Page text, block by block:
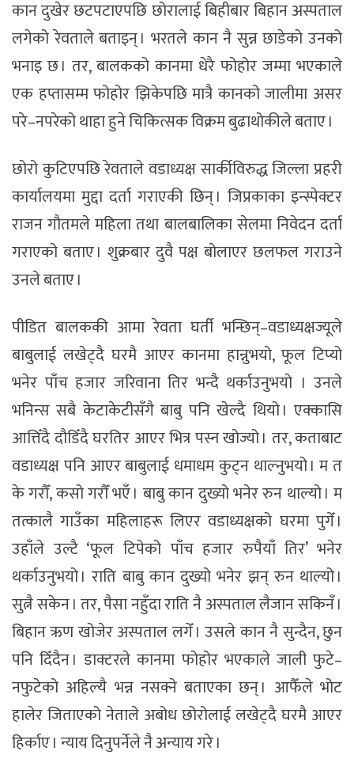
कान दुखेर छटपटाएपछि छोरालाई बिहीबार बिहान अस्पताल
लगेको रेवताले बताइन् । भरतले कान नै सुन्न छाडेको उनको
भनाइ छ । तर, बालकको कानमा धेरै फोहोर जम्मा भएकाले
एक हप्तासम्म फोहोर झिकेपछि मात्रै कानको जालीमा असर
परे–नपरेको थाहा हुने चिकित्सक विक्रम बुढाथोकीले बताए ।
छोरो कुटिएपछि रेवताले वडाध्यक्ष सार्कीविरुद्ध जिल्ला प्रहरी
कार्यालयमा मुद्दा दर्ता गराएकी छिन् । जिप्रकाका इन्स्पेक्टर
राजन गौतमले महिला तथा बालबालिका सेलमा निवेदन दर्ता
गराएको बताए । शुक्रबार दुवै पक्ष बोलाएर छलफल गराउने
उनले बताए ।
पीडित बालककी आमा रेवता घर्ती भन्छिन्–वडाध्यक्षज्यूले
बाबुलाई लखेट्दै घरमै आएर कानमा हान्नुभयो, फूल टिप्यो
भनेर पाँच हजार जरिवाना तिर भन्दै थर्काउनुभयो । उनले
भनिन्स सबै केटाकेटीसँगै बाबु पनि खेल्दै थियो । एक्कासि
आत्तिँदै दौडिँदै घरतिर आएर भित्र पस्न खोज्यो । तर, कताबाट
वडाध्यक्ष पनि आएर बाबुलाई धमाधम कुट्न थाल्नुभयो । म त
के गरौँ, कसो गरौँ भएँ । बाबु कान दुख्यो भनेर रुन थाल्यो । म
तत्कालै गाउँका महिलाहरू लिएर वडाध्यक्षको घरमा पुगेँ ।
उहाँले उल्टै ‘फूल टिपेको पाँच हजार रुपैयाँ तिर’ भनेर
थर्काउनुभयो । राति बाबु कान दुख्यो भनेर झन् रुन थाल्यो ।
सुत्नै सकेन । तर, पैसा नहुँदा राति नै अस्पताल लैजान सकिनँ ।
बिहान ऋण खोजेर अस्पताल लगेँ । उसले कान नै सुन्दैन, छुन
पनि दिँदैन । डाक्टरले कानमा फोहोर भएकाले जाली फुटे–
नफुटेको अहिल्यै भन्न नसक्ने बताएका छन् । आफैँले भोट
हालेर जिताएको नेताले अबोध छोरोलाई लखेट्दै घरमै आएर
हिर्काए । न्याय दिनुपर्नेले नै अन्याय गरे ।